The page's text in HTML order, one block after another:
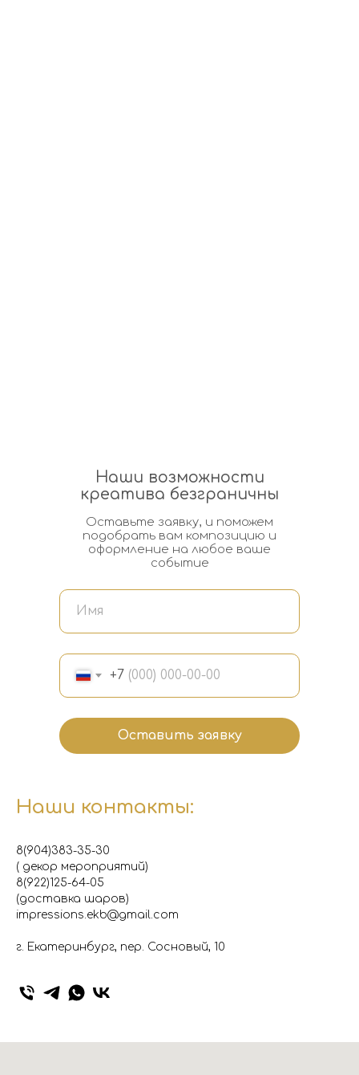
+7
Оставить заявку
Наши возможности
креатива безграничны
Оставьте заявку, и поможем
подобрать вам композицию и
оформление на любое ваше
событие
Наши контакты:
8(904)383-35-30
( декор мероприятий)
8(922)125-64-05
(доставка шаров)
impressions.ekb@gmail.com
г. Екатеринбург, пер. Сосновый, 10